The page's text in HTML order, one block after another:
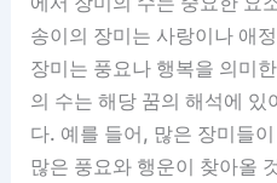
송이의 장미는 사랑이나 애
장미는 풍요나 행복을 의미
의 수는 해당 꿈의 해석에
다. 예를 들어, 많은 장미들
많은 풍요와 행운이 찾아올